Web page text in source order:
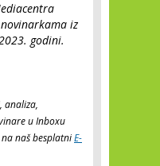
iz
godini.
analiza,
u Inboxu
na naš besplatniE-